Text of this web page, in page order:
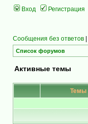
Вход Регистрация
Сообщения без ответов |
Список форумов
Активные темы
Темы